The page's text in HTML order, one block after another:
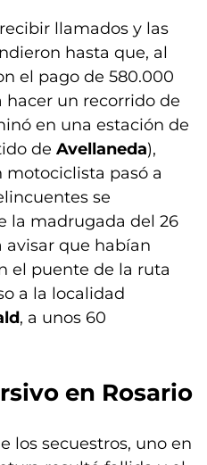
llamados y las
hasta que, al
el pago de 580.000
hacer un recorrido de
en una estación de
de Avellaneda),
pasó a
se
la madrugada del 26
avisar que habían
el puente de la ruta
a la localidad
, a unos 60
en Rosario
los secuestros, uno en